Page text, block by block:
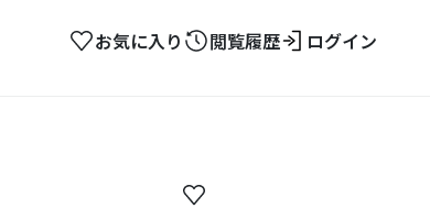
お気に入り 閲覧履歴 ログイン